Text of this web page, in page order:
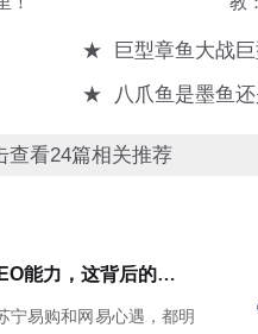
★
巨型章鱼大战
★ 八爪鱼是墨鱼
查看24篇相关推荐
苏宁、网易招标都要求SEO能力，这背后的信号，很多人没看懂
易购和网易心遇，都明